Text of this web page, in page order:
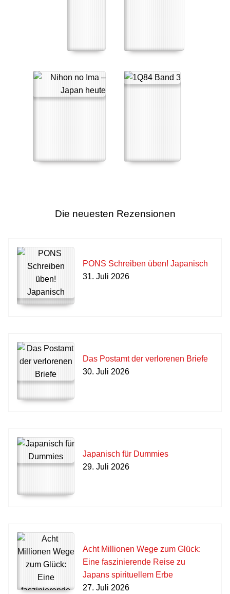
Die neuesten Rezensionen
PONS Schreiben üben! Japanisch
31. Juli 2026
Das Postamt der verlorenen Briefe
30. Juli 2026
Japanisch für Dummies
29. Juli 2026
Acht Millionen Wege zum Glück:
Eine faszinierende Reise zu
Japans spirituellem Erbe
27. Juli 2026